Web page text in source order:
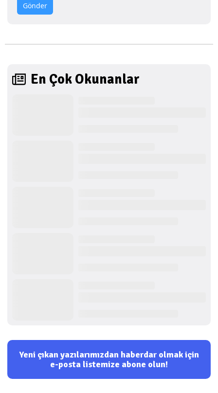
Gönder
En Çok Okunanlar
Yeni çıkan yazılarımızdan haberdar olmak için
e-posta listemize abone olun!